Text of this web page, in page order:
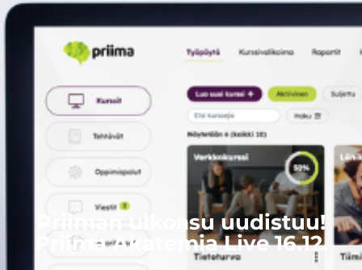
Priiman ulkoasu uudistuu!
Priima Akatemia Live 16.12.